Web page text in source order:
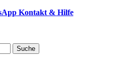
Kontakt & Hilfe
Suche